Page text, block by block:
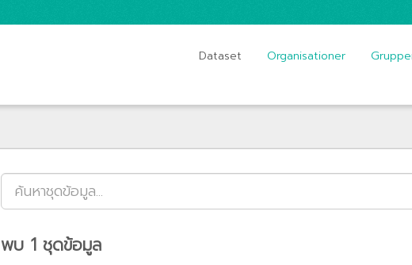
Dataset Organisationer
พบ 1 ชุดข้อมูล